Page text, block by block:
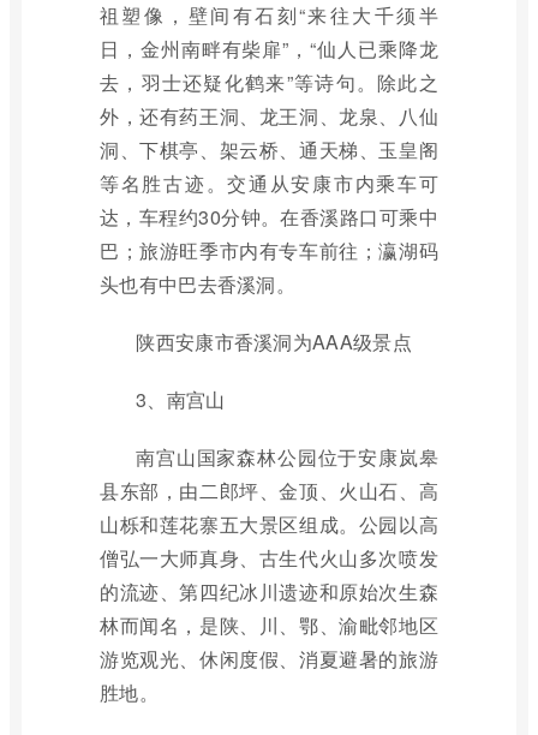
祖塑像，壁间有石刻“来往大千须半
日，金州南畔有柴扉”，“仙人已乘降龙
去，羽士还疑化鹤来”等诗句。除此之
外，还有药王洞、龙王洞、龙泉、八仙
洞、下棋亭、架云桥、通天梯、玉皇阁
等名胜古迹。交通从安康市内乘车可
达，车程约30分钟。在香溪路口可乘中
巴；旅游旺季市内有专车前往；瀛湖码
头也有中巴去香溪洞。
陕西安康市香溪洞为AAA级景点
3、南宫山
南宫山国家森林公园位于安康岚皋
县东部，由二郎坪、金顶、火山石、高
山栎和莲花寨五大景区组成。公园以高
僧弘一大师真身、古生代火山多次喷发
的流迹、第四纪冰川遗迹和原始次生森
林而闻名，是陕、川、鄂、渝毗邻地区
游览观光、休闲度假、消夏避暑的旅游
胜地。